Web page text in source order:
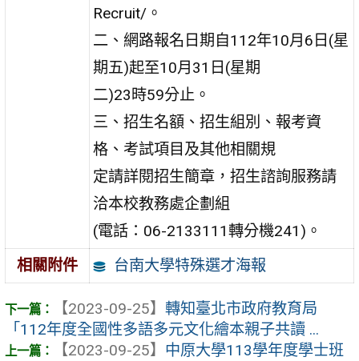
Recruit/。
二、網路報名日期自112年10月6日(星
期五)起至10月31日(星期
二)23時59分止。
三、招生名額、招生組別、報考資
格、考試項目及其他相關規
定請詳閱招生簡章，招生諮詢服務請
洽本校教務處企劃組
(電話：06-2133111轉分機241)。
相關附件
台南大學特殊選才海報
【2023-09-25】 轉知臺北市政府教育局
「112年度全國性多語多元文化繪本親子共讀 ...
【2023-09-25】 中原大學113學年度學士班